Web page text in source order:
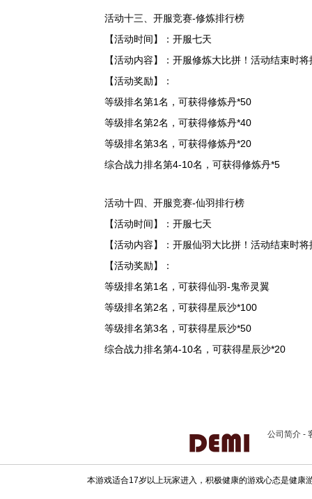
活动十三、开服竞赛-修炼排行榜
【活动时间】：开服七天
【活动内容】：开服修炼大比拼！活动结束时
【活动奖励】：
等级排名第1名，可获得修炼丹*50
等级排名第2名，可获得修炼丹*40
等级排名第3名，可获得修炼丹*20
综合战力排名第4-10名，可获得修炼丹*5
活动十四、开服竞赛-仙羽排行榜
【活动时间】：开服七天
【活动内容】：开服仙羽大比拼！活动结束时
【活动奖励】：
等级排名第1名，可获得仙羽-鬼帝灵翼
等级排名第2名，可获得星辰沙*100
等级排名第3名，可获得星辰沙*50
综合战力排名第4-10名，可获得星辰沙*20
公司简介 -
本游戏适合17岁以上玩家进入，积极健康的游戏心态是健